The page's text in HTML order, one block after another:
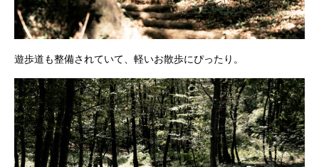
遊歩道も整備されていて、軽いお散歩にぴったり。